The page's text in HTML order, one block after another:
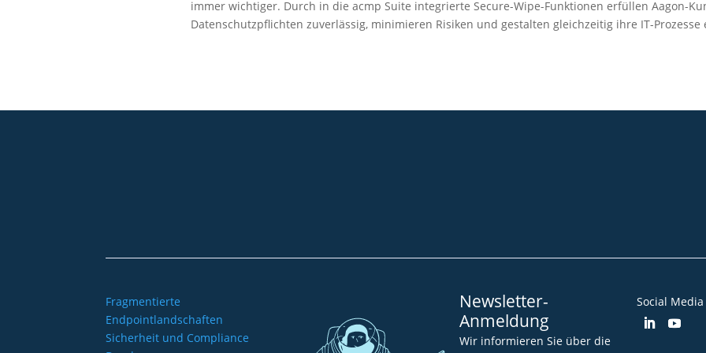
immer wichtiger. Durch in die acmp Suite integrierte Secure-Wipe-Funktionen erfüllen Aagon-
Datenschutzpflichten zuverlässig, minimieren Risiken und gestalten gleichzeitig ihre IT-Prozesse
Fragmentierte
Endpointlandschaften
Sicherheit und Compliance
Newsletter-
Anmeldung
Wir informieren Sie über die
Social Media